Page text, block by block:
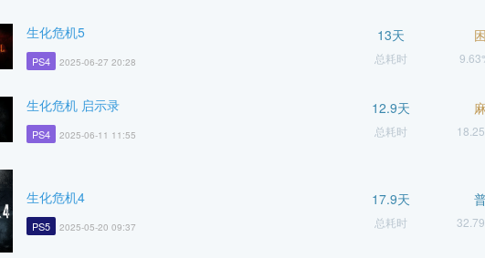
生化危机5
PS4 2025-06-27 20:28
13天
总耗时
生化危机 启示录
PS4 2025-06-11 11:55
12.9天
总耗时
生化危机4
PS5 2025-05-20 09:37
17.9天
总耗时